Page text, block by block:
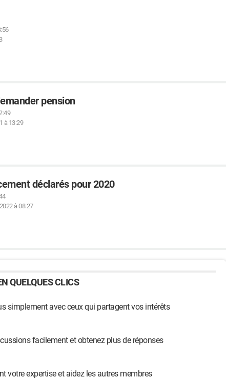
pension
à 13:29
déclarés pour 2020
à 08:27
QUELQUES CLICS
simplement avec ceux qui partagent vos intérêts
facilement et obtenez plus de réponses
votre expertise et aidez les autres membres